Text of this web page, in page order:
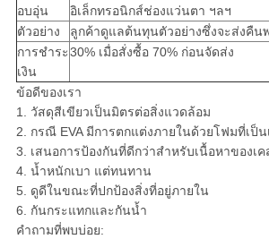
อบอุ่น
อิเล็กทรอนิกส์ช่องแว่นตา ฯลฯ
ตัวอย่าง
ลูกค้าดูแลต้นทุนตัวอย่างซึ่งจะส่งคืน
การชำระ
เงิน
30% เมื่อสั่งซื้อ 70% ก่อนจัดส่ง
ข้อดีของเรา
1. วัสดุสีเขียวเป็นมิตรต่อสิ่งแวดล้อม
2. กรณี EVA มีการตกแต่งภายในด้วยโฟมที่เป็
3. เสนอการป้องกันที่ดีกว่าสำหรับเนื้อหาของเค
4. น้ำหนักเบา แต่ทนทาน
5. ดูดีในขณะที่ปกป้องสิ่งที่อยู่ภายใน
6. กันกระแทกและกันน้ำ
คำถามที่พบบ่อย: